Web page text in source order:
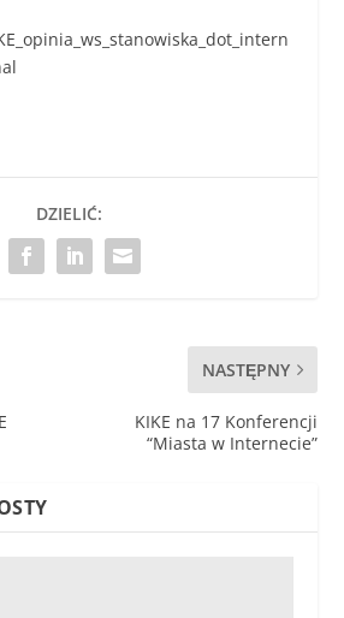
DZIELIĆ:
NASTĘPNY
KIKE na 17 Konferencji
“Miasta w Internecie”